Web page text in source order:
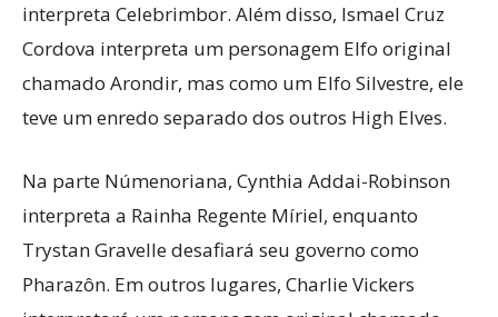
interpreta Celebrimbor. Além disso, Ismael Cruz
Cordova interpreta um personagem Elfo original
chamado Arondir, mas como um Elfo Silvestre, ele
teve um enredo separado dos outros High Elves.
Na parte Númenoriana, Cynthia Addai-Robinson
interpreta a Rainha Regente Míriel, enquanto
Trystan Gravelle desafiará seu governo como
Pharazôn. Em outros lugares, Charlie Vickers